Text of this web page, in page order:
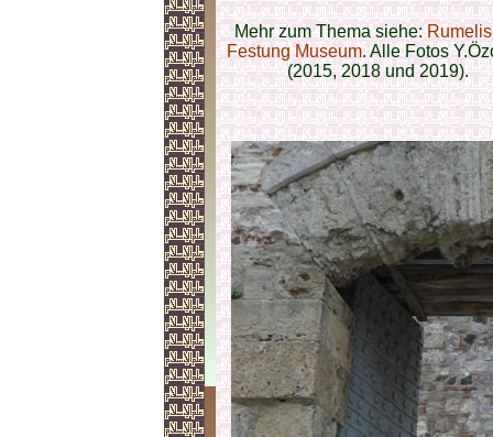
Mehr zum Thema siehe:
Festung Museum. Alle Fotos
(2015, 2018 und 2019).